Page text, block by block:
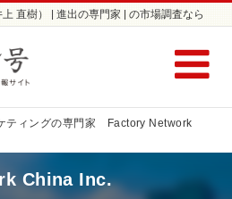
直樹） | 進出の専門家 | の市場調査なら
ティングの専門家 Factory Network
China Inc.